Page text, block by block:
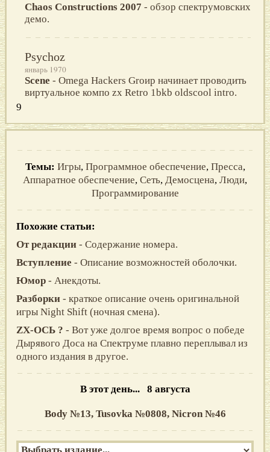
Chaos Constructions 2007 - обзор спектрумовских
демо.
Psychoz
январь 1970
Scene - Оmеgа Hасkеrs Grоир начинает проводить
виртуальное компо zх Rеtrо 1bkb оldsсооl intrо.
9
Темы: Игры, Программное обеспечение, Пресса,
Аппаратное обеспечение, Сеть, Демосцена, Люди,
Программирование
Похожие статьи:
От редакции - Содержание номера.
Вступление - Описание возможностей оболочки.
Юмор - Анекдоты.
Разборки - краткое описание очень оригинальной
игры Night Shift (ночная смена).
ZX-OСЬ ? - Вoт ужe дoлгoe врeмя вoпрoс o пoбeдe
Дырявoгo Дoсa нa Спeктрумe плaвнo пeрeплывaл из
oднoгo издaния в другoe.
В этот день... 8 августа
Body №13, Tusovka №0808, Nicron №46